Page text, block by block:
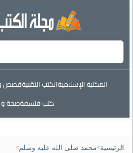
المكتبة الإسلاميةالكتب التقنيةقصص و
كتب فلسفةصحة
الرئيسية>محمد صلى الله عليه وسلم>